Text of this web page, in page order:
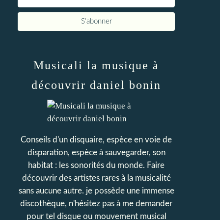
Musicali la musique à
découvrir daniel bonin
Conseils d'un disquaire, espèce en voie de
disparation, espèce à sauvegarder, son
habitat : les sonorités du monde. Faire
découvrir des artistes rares à la musicalité
sans aucune autre. je possède une immense
discothèque, n'hésitez pas à me demander
pour tel disque ou mouvement musical